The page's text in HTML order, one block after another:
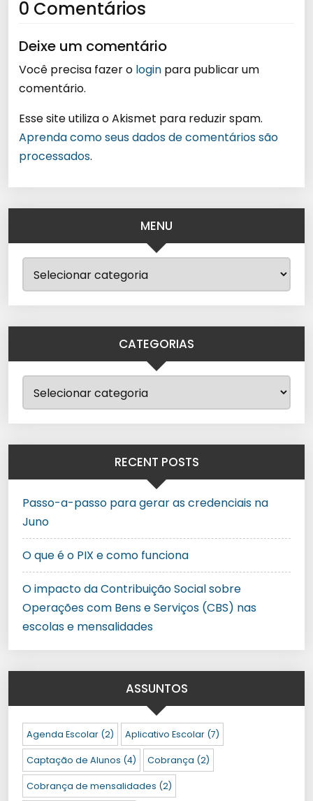
0 Comentários
Deixe um comentário
Você precisa fazer o login para publicar um
comentário.
Esse site utiliza o Akismet para reduzir spam.
Aprenda como seus dados de comentários são
processados.
MENU
CATEGORIAS
RECENT POSTS
Passo-a-passo para gerar as credenciais na
Juno
O que é o PIX e como funciona
O impacto da Contribuição Social sobre
Operações com Bens e Serviços (CBS) nas
escolas e mensalidades
ASSUNTOS
Agenda Escolar (2) Aplicativo Escolar (7)
Captação de Alunos (4) Cobrança (2)
Cobrança de mensalidades (2)